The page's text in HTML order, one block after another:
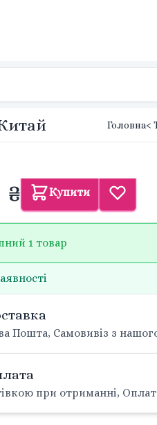
Головна<
₴ Купити
1 товар
Пошта, Самовивіз з
при отриманні,